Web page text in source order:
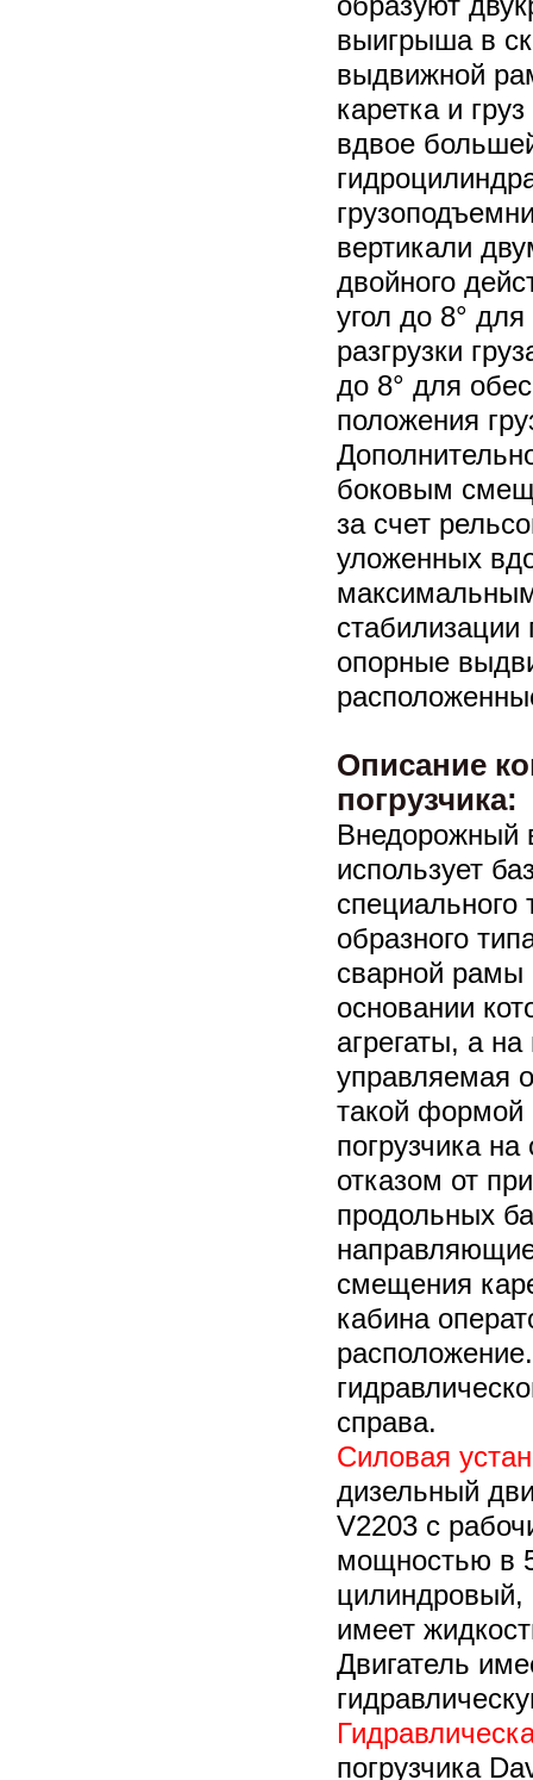
выигрыша в
выдвижной
каретка и
вдвое
вертикали
двойного
угол до 8°
разгрузки
до 8° для
положения
боковым
за счет
уложенных
стабилизации
опорные
Описание
погрузчика:
Внедорожный
использует
специального
образного
сварной рамы
основании
агрегаты, а
управляемая
такой формой
погрузчика
отказом от
продольных
смещения
кабина
справа.
Силовая
дизельный
V2203 с
мощностью в
цилиндровый,
имеет
Двигатель
погрузчика